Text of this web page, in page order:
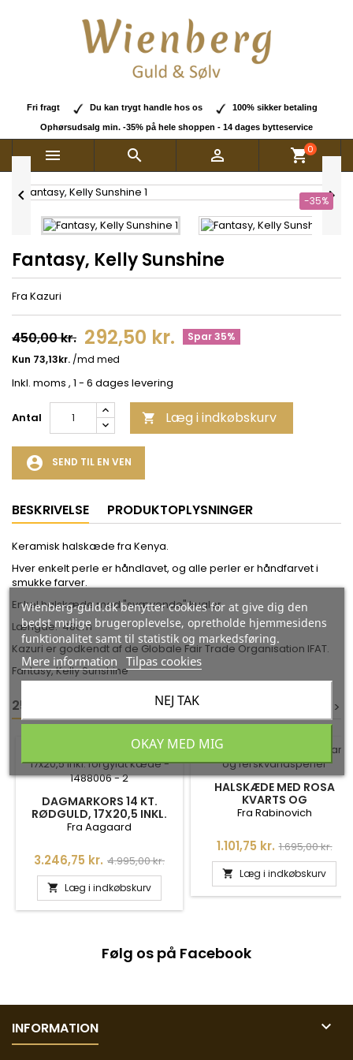
Fri fragt Du kan trygt handle hos os 100% sikker betaling
Ophørsudsalg min. -35% på hele shoppen - 14 dages bytteservice
   shopping_cart0
-35%
 
Fantasy, Kelly Sunshine
Fra Kazuri
450,00 kr. 292,50 kr. Spar 35%
Inkl. moms , 1 - 6 dages levering
Antal  Læg i indkøbskurv
account_circle SEND TIL EN VEN
BESKRIVELSE PRODUKTOPLYSNINGER
Keramisk halskæde fra Kenya.
Hver enkelt perle er håndlavet, og alle perler er håndfarvet i
smukke farver.
Enkel halskæde med "svævende" kugler.
Længde: 48cm
Kazuri er godkendt af de Globale Fair Trade Organisation IFAT.
Fantasy, Kelly Sunshine
25 ANDRE VARER I DEN SAMME KATEGORI: >
DAGMARKORS 14 KT.
RØDGULD, 17X20,5 INKL.
FORGYLDT KÆDE - 1488006
Fra Aagaard
Pris
3.246,75 kr. Normalpris
4.995,00 kr.
 Læg i indkøbskurv
-35%
HALSKÆDE MED ROSA
KVARTS OG
FERSKVANDSPERLER
Fra Rabinovich
Pris
1.101,75 kr. Normalpris
1.695,00 kr.
 Læg i indkøbskurv
Følg os på Facebook
INFORMATION 
Wienberg-guld.dk benytter cookies for at give dig den
bedst mulige brugeroplevelse, opretholde hjemmesidens
funktionalitet samt til statistik og markedsføring.
Mere information Tilpas cookies
NEJ TAK
OKAY MED MIG